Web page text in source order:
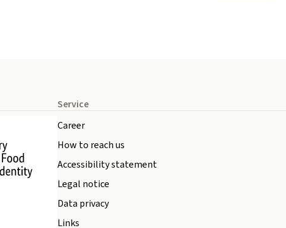
Service
Career
How to reach us
Accessibility statement
Legal notice
Data privacy
Links